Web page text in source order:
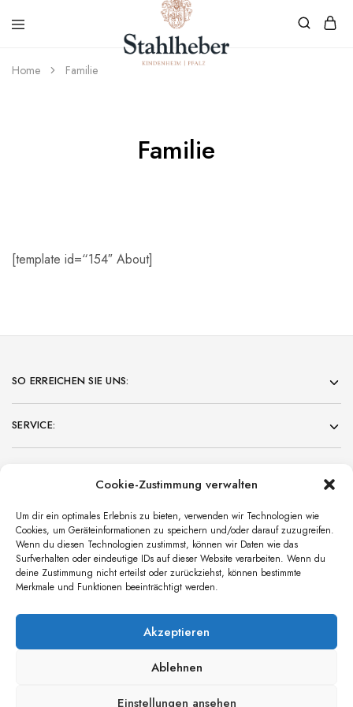
Cookie-Zustimmung verwalten
Um dir ein optimales Erlebnis zu bieten, verwenden wir Technologien wie
Cookies, um Geräteinformationen zu speichern und/oder darauf zuzugreifen.
Wenn du diesen Technologien zustimmst, können wir Daten wie das
Surfverhalten oder eindeutige IDs auf dieser Website verarbeiten. Wenn du
deine Zustimmung nicht erteilst oder zurückziehst, können bestimmte
Merkmale und Funktionen beeinträchtigt werden.
Akzeptieren
Ablehnen
Einstellungen ansehen
Weingut
Weinvielfalt
Home Familie
Familie
[template id=“154″ About]
SO ERREICHEN SIE UNS:
SERVICE:
NEWS
Käskuchen-Wanderung 2026
Unsere Liefertermine im Frühjahr 2026
Übersicht Events im Frühjahr 2026
© 2022 Weingut Stahlheber